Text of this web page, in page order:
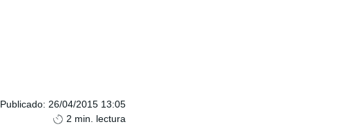
Publicado: 26/04/2015 13:05
2 min. lectura